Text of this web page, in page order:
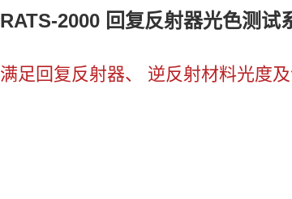
RATS-2000 回复反射器光色测试
满足回复反射器、 逆反射材料光度